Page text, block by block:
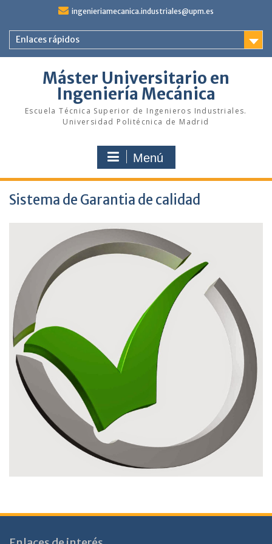
contenido
ingenieriamecanica.industriales@upm.es
Enlaces rápidos
Máster Universitario en
Ingeniería Mecánica
Escuela Técnica Superior de Ingenieros Industriales.
Universidad Politécnica de Madrid
Menú
Sistema de Garantia de calidad